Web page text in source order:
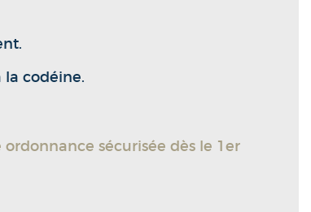
codéine.
sécurisée dès le 1er